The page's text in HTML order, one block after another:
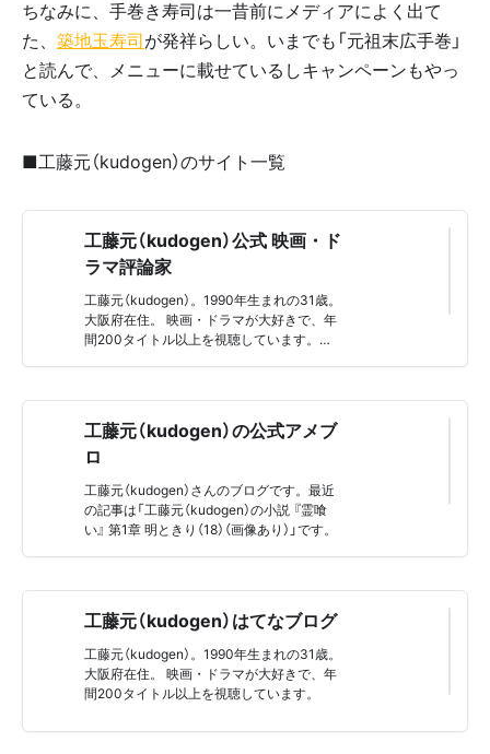
ちなみに、手巻き寿司は一昔前にメディアによく出て
た、 築地玉寿司が発祥らしい。いまでも「元祖末広手巻」
と読んで、メニューに載せているしキャンペーンもやっ
ている。
■工藤元（kudogen）のサイト一覧
工藤元（kudogen）公式 映画・ド
ラマ評論家
工藤元（kudogen）。1990年生まれの31歳。
大阪府在住。 映画・ドラマが大好きで、年
間200タイトル以上を視聴しています。工
でご紹介。感想・解説・評価もあわせてご
紹介します。
工藤元（kudogen）の公式アメブ
ロ
工藤元（kudogen）さんのブログです。最近
の記事は「工藤元（kudogen）の小説 『霊喰
い』 第1章 明ときり（18）（画像あり）」です。
工藤元（kudogen）はてなブログ
工藤元（kudogen）。1990年生まれの31歳。
大阪府在住。 映画・ドラマが大好きで、年
間200タイトル以上を視聴しています。